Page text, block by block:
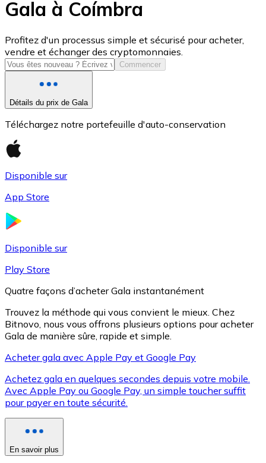
USD Coin
USDC
XRP
XRP
Voir toutes
Gala à Coímbra
Profitez d'un processus simple et sécurisé pour acheter,
vendre et échanger des cryptomonnaies.
Commencer
Détails du prix de Gala
Téléchargez notre portefeuille d'auto-conservation
Disponible sur
App Store
Disponible sur
Play Store
Quatre façons d’acheter Gala instantanément
Trouvez la méthode qui vous convient le mieux. Chez
Bitnovo, nous vous offrons plusieurs options pour acheter
Gala de manière sûre, rapide et simple.
Acheter gala avec Apple Pay et Google Pay
Achetez gala en quelques secondes depuis votre mobile.
Avec Apple Pay ou Google Pay, un simple toucher suffit
pour payer en toute sécurité.
En savoir plus